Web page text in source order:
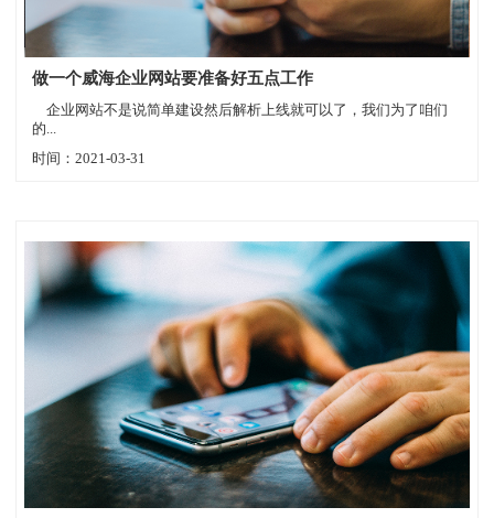
做一个威海企业网站要准备好五点工作
企业网站不是说简单建设然后解析上线就可以了，我们为了咱们
的...
时间：2021-03-31